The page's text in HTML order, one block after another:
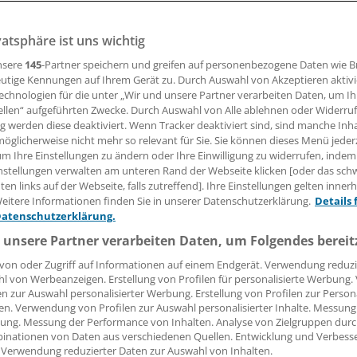
Bevölkerung wollen wissen, wie es mit den imland-
weitergeht. Doch klar ist: Eine so komplexe
Leserin, lieber Leser,
Beitrag können Sie lesen, sobald Sie sich
Jetzt anmelden »
Kostenlos
vergessen?
Problem beim Login?
des kostenlosen Login:
Analysen, Hintergründe und Infografiken
Interviews und Praxis-Tipps
auf allemedizinischen Berichte und Kommentare
ist uns wichtig
145-Partner speichern und greifen auf personenbezogene Daten wie
Kennungen auf Ihrem Gerät zu. Durch Auswahl von Akzeptieren
für die unter „Wir und unsere Partner verarbeiten Daten, um
aufgeführten Zwecke. Durch Auswahl von Alle ablehnen oder
werden diese deaktiviert. Wenn Tracker deaktiviert sind, sind manche
nicht mehr so relevant für Sie. Sie können dieses Menü
Ihre Einstellungen zu ändern oder Ihre Einwilligung zu widerrufen, indem
verwalten am unteren Rand der Webseite klicken [oder das
links auf der Webseite, falls zutreffend]. Ihre Einstellungen gelten
Informationen finden Sie in unserer Datenschutzerklärung. Details
Partner verarbeiten Daten, um Folgendes
oder Zugriff auf Informationen auf einem Endgerät. Verwendung
von Werbeanzeigen. Erstellung von Profilen für personalisierte
zur Auswahl personalisierter Werbung. Erstellung von Profilen zur
Verwendung von Profilen zur Auswahl personalisierter Inhalte.
Messung der Performance von Inhalten. Analyse von Zielgruppen
von Daten aus verschiedenen Quellen. Entwicklung und
reduzierter Daten zur Auswahl von Inhalten.